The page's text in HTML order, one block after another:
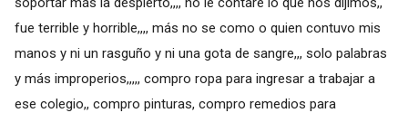
fue terrible y horrible,,,, más no se como o quien contuvo mis
manos y ni un rasguño y ni una gota de sangre,,, solo palabras
y más improperios,,,,, compro ropa para ingresar a trabajar a
ese colegio,, compro pinturas, compro remedios para